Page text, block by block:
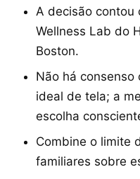
A decisão contou
Wellness Lab do
Boston.
Não há
ideal de tela; a
escolha
Combine o limite
familiares sobre